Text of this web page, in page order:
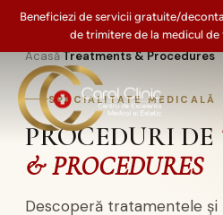
Beneficiezi de servicii gratuite/
de trimitere de la medicul de
Acasă›Treatments & Procedures
SPECIALITATE MEDICALĂ
PROCEDURI DE
& PROCEDURES
Descoperă tratamentele și